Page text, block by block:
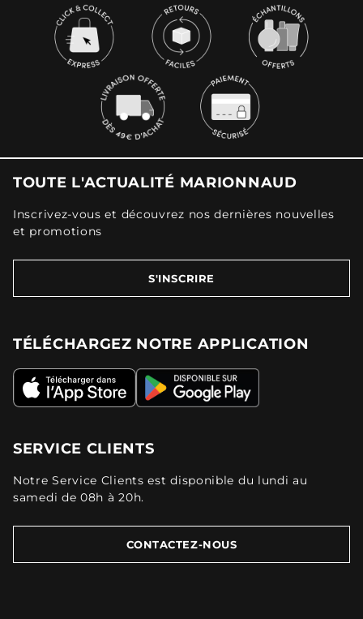
TOUTE L'ACTUALITÉ MARIONNAUD
Inscrivez-vous et découvrez nos dernières nouvelles
et promotions
S'INSCRIRE
TÉLÉCHARGEZ NOTRE APPLICATION
SERVICE CLIENTS
Notre Service Clients est disponible du lundi au
samedi de 08h à 20h.
CONTACTEZ-NOUS